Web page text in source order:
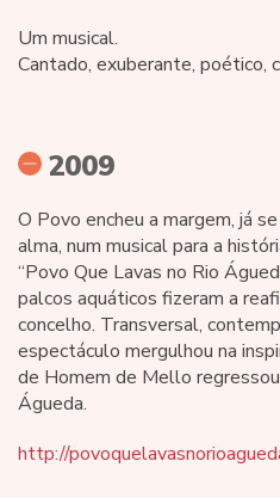
Um musical.
Cantado, exuberante, poético,
2009
O Povo encheu a margem, já
alma, num musical para a
“Povo Que Lavas no Rio
palcos aquáticos fizeram a
concelho. Transversal,
espectáculo mergulhou na
de Homem de Mello
Águeda.
http://